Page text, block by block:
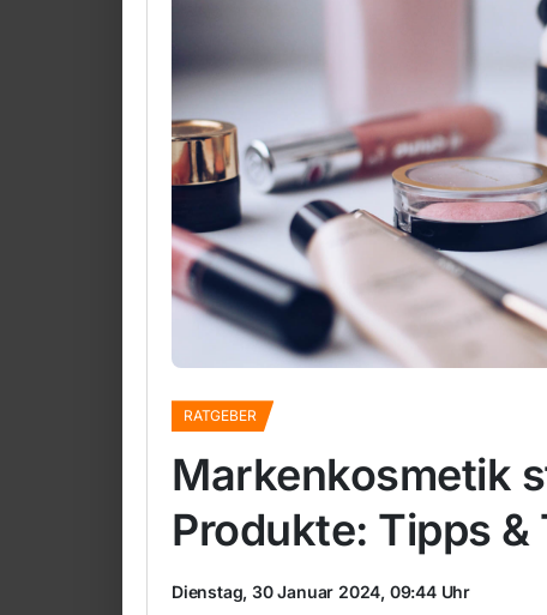
RATGEBER
Markenkosmetik
Produkte: Tipps &
Dienstag, 30 Januar 2024, 09:44 Uhr